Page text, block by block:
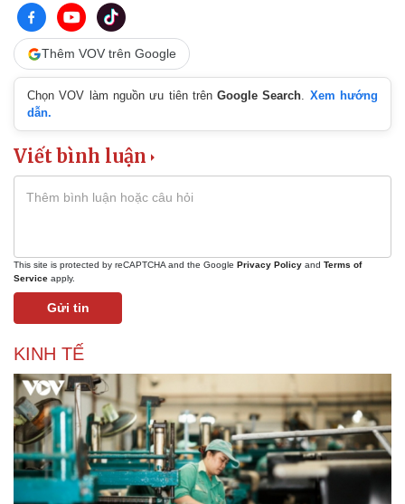
Thêm VOV trên Google
Chọn VOV làm nguồn ưu tiên trênGoogle Search. Xem hướng
dẫn.
Viết bình luận
This site is protected by reCAPTCHA and the Google Privacy Policy and Terms of
Service apply.
Gửi tin
KINH TẾ